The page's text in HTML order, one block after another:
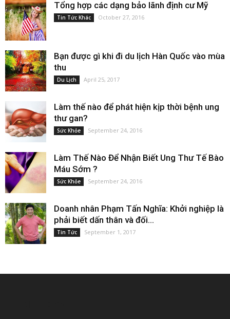
Tổng hợp các dạng bảo lãnh định cư Mỹ
Tin Tức Khác October 27, 2016
Bạn được gì khi đi du lịch Hàn Quốc vào mùa
thu
Du Lịch April 25, 2017
Làm thế nào để phát hiện kịp thời bệnh ung
thư gan?
Sức Khỏe September 24, 2016
Làm Thế Nào Để Nhận Biết Ung Thư Tế Bào
Máu Sớm ?
Sức Khỏe September 24, 2016
Doanh nhân Phạm Tấn Nghĩa: Khởi nghiệp là
phải biết dấn thân và đối...
Tin Tức September 1, 2017